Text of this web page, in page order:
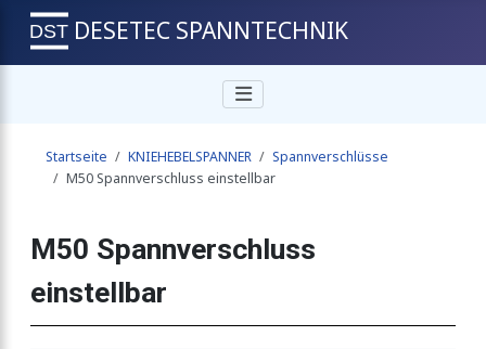
DESETEC SPANNTECHNIK
Startseite KNIEHEBELSPANNER
Spannverschlüsse
M50 Spannverschluss einstellbar
M50 Spannverschluss
einstellbar